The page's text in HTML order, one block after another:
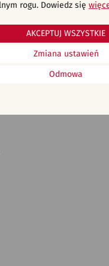
rogu. Dowiedz się
Odmowa
Zmiana ustawień
AKCEPTUJ WSZYSTKIE